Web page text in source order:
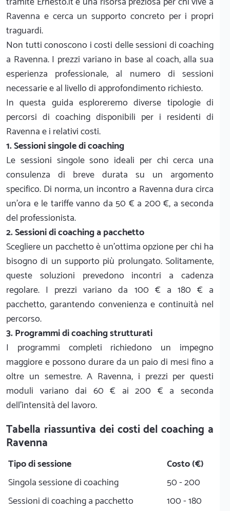
Ravenna e cerca un supporto concreto per i propri
traguardi.
Non tutti conoscono i costi delle sessioni di coaching
a Ravenna. I prezzi variano in base al coach, alla sua
esperienza professionale, al numero di sessioni
necessarie e al livello di approfondimento richiesto.
In questa guida esploreremo diverse tipologie di
percorsi di coaching disponibili per i residenti di
Ravenna e i relativi costi.
1. Sessioni singole di coaching
Le sessioni singole sono ideali per chi cerca una
consulenza di breve durata su un argomento
specifico. Di norma, un incontro a Ravenna dura circa
un'ora e le tariffe vanno da 50 € a 200 €, a seconda
del professionista.
2. Sessioni di coaching a pacchetto
Scegliere un pacchetto è un'ottima opzione per chi ha
bisogno di un supporto più prolungato. Solitamente,
queste soluzioni prevedono incontri a cadenza
regolare. I prezzi variano da 100 € a 180 € a
pacchetto, garantendo convenienza e continuità nel
percorso.
3. Programmi di coaching strutturati
I programmi completi richiedono un impegno
maggiore e possono durare da un paio di mesi fino a
oltre un semestre. A Ravenna, i prezzi per questi
moduli variano dai 60 € ai 200 € a seconda
dell'intensità del lavoro.
Tabella riassuntiva dei costi del coaching a
Ravenna
Tipo di sessione
Costo (€)
Singola sessione di coaching
50 - 200
Sessioni di coaching a pacchetto
100 - 180